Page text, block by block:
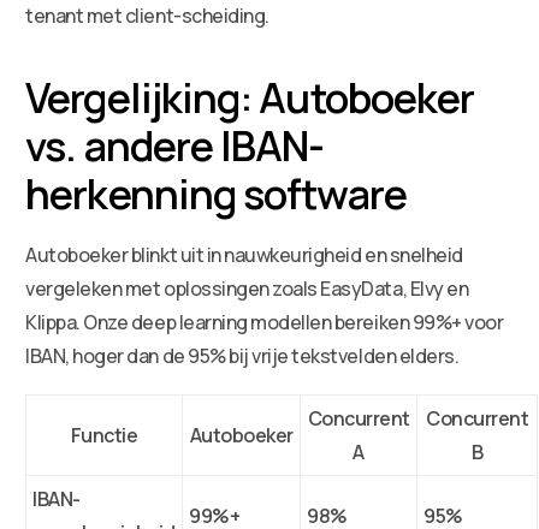
tenant met client-scheiding.
Vergelijking: Autoboeker
vs. andere IBAN-
herkenning software
Autoboeker blinkt uit in nauwkeurigheid en snelheid
vergeleken met oplossingen zoals EasyData, Elvy en
Klippa. Onze deep learning modellen bereiken 99%+ voor
IBAN, hoger dan de 95% bij vrije tekstvelden elders.
Functie Autoboeker
Concurrent
A
Concurrent
B
IBAN-
99%+ 98% 95%